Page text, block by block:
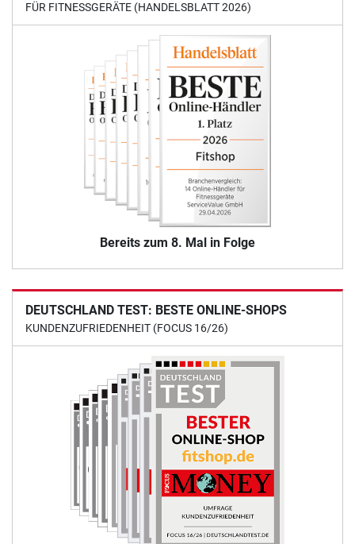
FÜR FITNESSGERÄTE (HANDELSBLATT 2026)
Bereits zum 8. Mal in Folge
DEUTSCHLAND TEST: BESTE ONLINE-SHOPS
KUNDENZUFRIEDENHEIT (FOCUS 16/26)